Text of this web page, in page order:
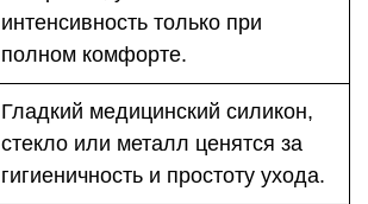
интенсивность только при
полном комфорте.
Гладкий медицинский силикон,
стекло или металл ценятся за
гигиеничность и простоту ухода.